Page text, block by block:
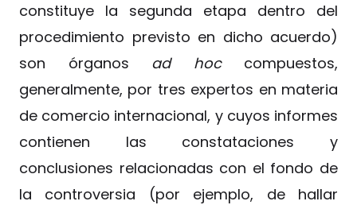
constituye la segunda etapa dentro del
procedimiento previsto en dicho acuerdo)
son órganos ad hoccompuestos,
generalmente, por tres expertos en materia
de comercio internacional, y cuyos informes
contienen las constataciones y
conclusiones relacionadas con el fondo de
la controversia (por ejemplo, de hallar